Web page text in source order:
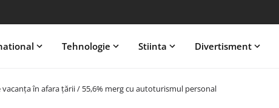
Tehnologie Stiinta Divertisment
în afara ţării / 55,6% merg cu autoturismul personal